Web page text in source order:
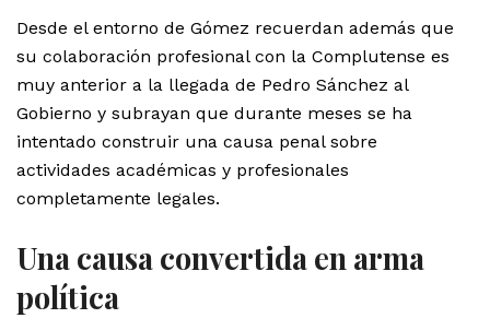
Desde el entorno de Gómez recuerdan además que
su colaboración profesional con la Complutense es
muy anterior a la llegada de Pedro Sánchez al
Gobierno y subrayan que durante meses se ha
intentado construir una causa penal sobre
actividades académicas y profesionales
completamente legales.
Una causa convertida en arma
política